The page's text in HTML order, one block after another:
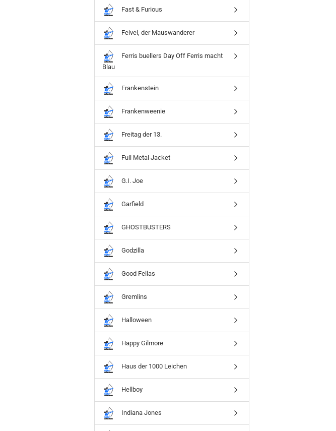
Fast & Furious
Feivel, der Mauswanderer
Ferris buellers Day Off Ferris macht
Blau
Frankenstein
Frankenweenie
Freitag der 13.
Full Metal Jacket
G.I. Joe
Garfield
GHOSTBUSTERS
Godzilla
Good Fellas
Gremlins
Halloween
Happy Gilmore
Haus der 1000 Leichen
Hellboy
Indiana Jones